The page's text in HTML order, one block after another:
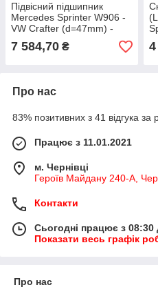
Підвісний підшипник
Mercedes Sprinter W906 -
VW Crafter (d=47mm) -
Mercedes-Benz - Оригінал
- A906410128164
7 584,70 ₴
Про нас
83% позитивних з 41 відгука за
Працює з 11.01.2021
м. Чернівці
Героїв Майдану 240-А,
Контакти
Сьогодні працює з 08:30
Показати весь графік
Про нас